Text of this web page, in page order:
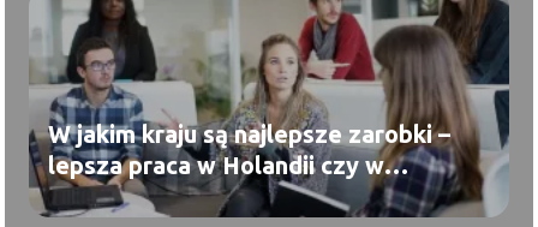
W jakim kraju są najlepsze zarobki –
lepsza praca w Holandii czy w
Niemczech?